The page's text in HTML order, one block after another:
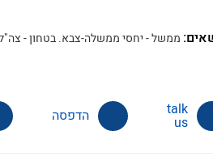
ממשל - יחסי ממשלה-צבא. בטחון -
us הדפסה